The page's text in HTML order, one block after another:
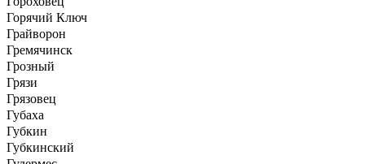
Горячий Ключ
Грайворон
Гремячинск
Грозный
Грязи
Грязовец
Губаха
Губкин
Губкинский